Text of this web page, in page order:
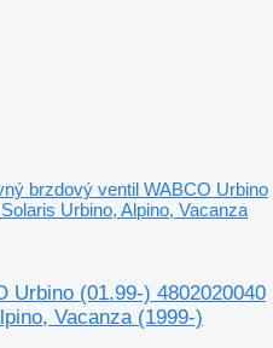
brzdový ventil WABCO Urbino
Urbino, Alpino, Vacanza
Urbino (01.99-) 4802020040
Vacanza (1999-)